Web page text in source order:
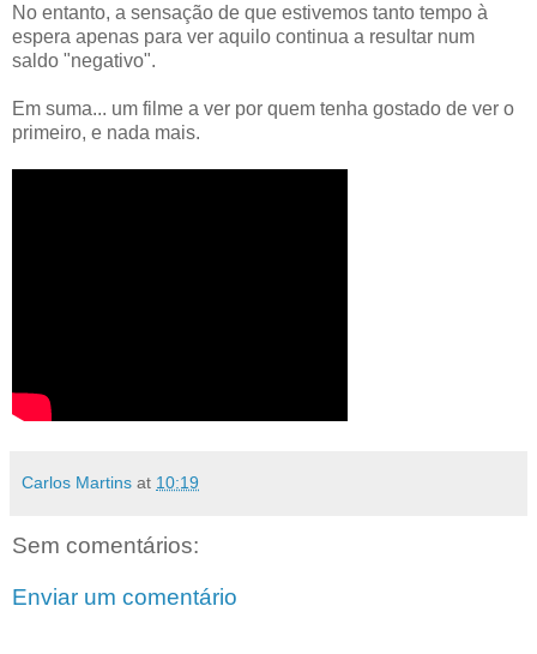
No entanto, a sensação de que estivemos tanto tempo à
espera apenas para ver aquilo continua a resultar num
saldo "negativo".
Em suma... um filme a ver por quem tenha gostado de ver o
primeiro, e nada mais.
Carlos Martins at 10:19
Sem comentários:
Enviar um comentário